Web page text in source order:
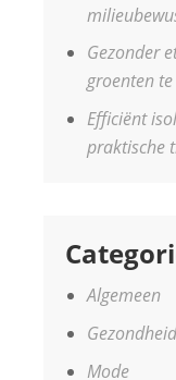
Gezonder
groenten
Efficiënt
praktische
Algemeen
Gezondheid
Mode